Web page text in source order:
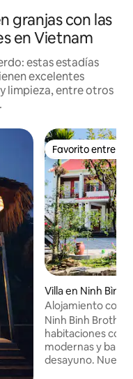
granjas con las
en Vietnam
estas estadías
excelentes
limpieza, entre otros
Favorito entre
Favorito entre
Villa en Ninh Bình
Alojamiento con
Ninh Binh Brother
habitaciones con
modernas y baño
desayuno.